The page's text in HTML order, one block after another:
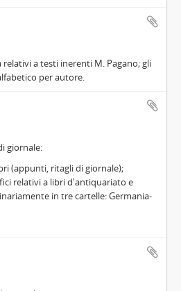
a testi inerenti M. Pagano; gli
per autore.
giornale:
(appunti, ritagli di giornale);
relativi a libri d'antiquariato e
in tre cartelle: Germania-